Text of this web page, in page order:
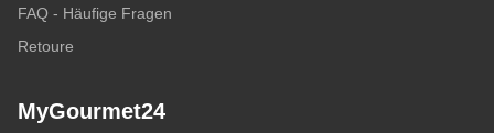
FAQ - Häufige Fragen
Retoure
MyGourmet24